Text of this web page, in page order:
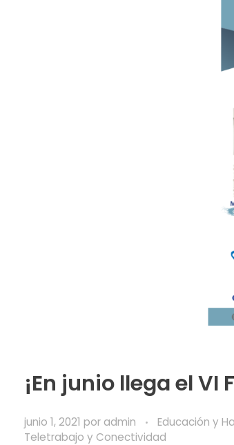
¡En junio llega el VI
junio 1, 2021 por admin Educación y
Teletrabajo y Conectividad